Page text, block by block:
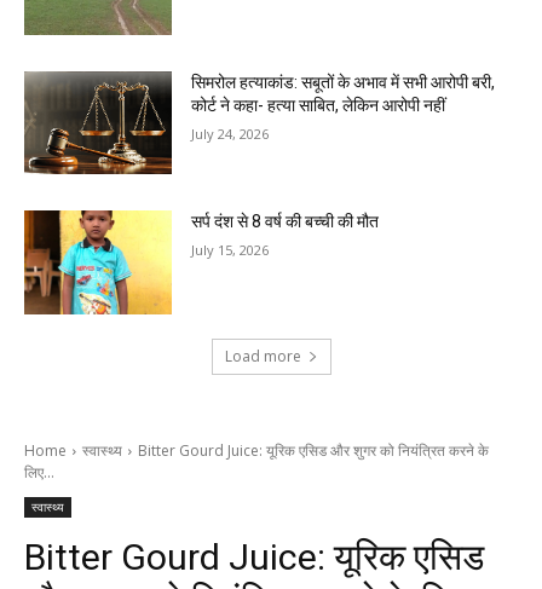
सिमरोल हत्याकांड: सबूतों के अभाव में सभी आरोपी बरी,
कोर्ट ने कहा- हत्या साबित, लेकिन आरोपी नहीं
July 24, 2026
सर्प दंश से 8 वर्ष की बच्ची की मौत
July 15, 2026
Load more